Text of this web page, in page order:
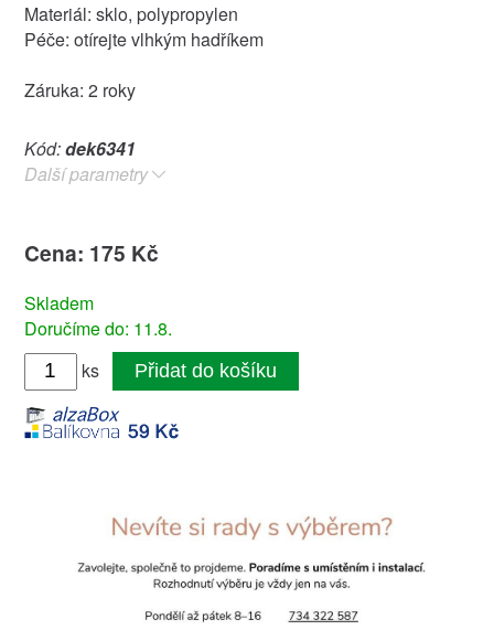
Materiál: sklo, polypropylen
Péče: otírejte vlhkým hadříkem
Záruka: 2 roky
Kód:dek6341
Další parametry
Cena: 175 Kč
Skladem
Doručíme do: 11.8.
ks
Přidat do košíku